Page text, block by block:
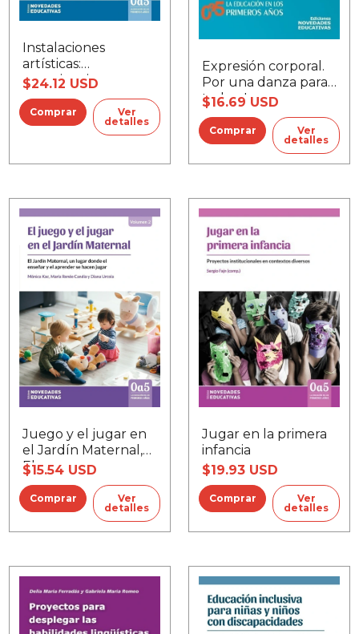
Instalaciones
artísticas:
experiencias
inmersivas y
multisensoriales
$24.12 USD
Ver
detalles
Expresión corporal.
Por una danza para
todos, La
$16.69 USD
Ver
detalles
Juego y el jugar en
el Jardín Maternal,
El
$15.54 USD
Ver
detalles
Jugar en la primera
infancia
$19.93 USD
Ver
detalles